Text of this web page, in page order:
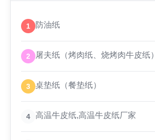
1 防油纸
2 屠夫纸（烤肉纸、烧烤肉牛皮纸）
3 桌垫纸（餐垫纸）
4 高温牛皮纸,高温牛皮纸厂家